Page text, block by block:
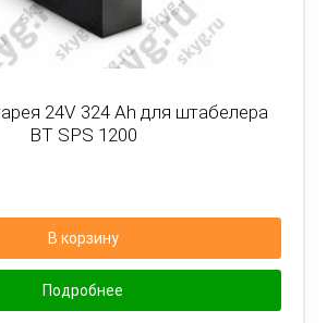
24V 324 Ah для штабелера
BT SPS 1200
В корзину
Подробнее